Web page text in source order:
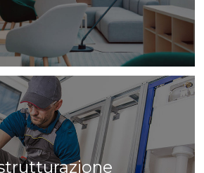
anteprima con la Realtà Virtuale.